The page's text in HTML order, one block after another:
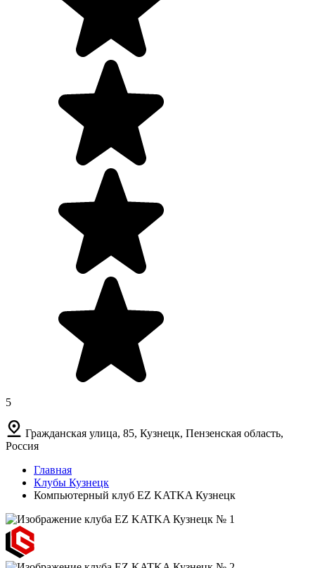
5
Гражданская улица, 85, Кузнецк, Пензенская область,
Россия
Главная
Клубы Кузнецк
Компьютерный клуб EZ KATKA Кузнецк